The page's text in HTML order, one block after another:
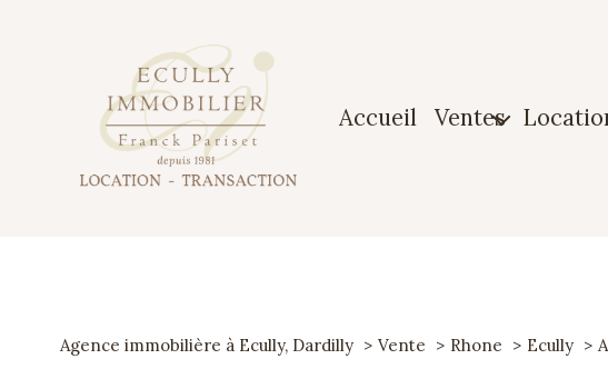
accueil ventes
Garage
Agence immobilière à Ecully, Dardilly Vente Rhone Ecully